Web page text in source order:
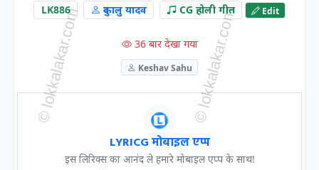
LK886 दुकालु यादव CG होली गीत Edit
36 बार देखा गया
Keshav Sahu
LYRICG मोबाइल एप्प
इस लिरिक्स का आनंद ले हमारे मोबाइल एप्प के साथ!